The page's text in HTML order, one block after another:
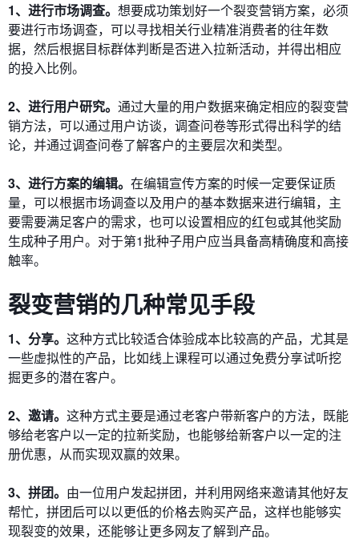
1、进行市场调查。 想要成功策划好一个裂变营销方案，必须
要进行市场调查，可以寻找相关行业精准消费者的往年数
据，然后根据目标群体判断是否进入拉新活动，并得出相应
的投入比例。
2、进行用户研究。 通过大量的用户数据来确定相应的裂变营
销方法，可以通过用户访谈，调查问卷等形式得出科学的结
论，并通过调查问卷了解客户的主要层次和类型。
3、进行方案的编辑。 在编辑宣传方案的时候一定要保证质
量，可以根据市场调查以及用户的基本数据来进行编辑，主
要需要满足客户的需求，也可以设置相应的红包或其他奖励
生成种子用户。对于第1批种子用户应当具备高精确度和高接
触率。
裂变营销的几种常见手段
1、分享。 这种方式比较适合体验成本比较高的产品，尤其是
一些虚拟性的产品，比如线上课程可以通过免费分享试听挖
掘更多的潜在客户。
2、邀请。 这种方式主要是通过老客户带新客户的方法，既能
够给老客户以一定的拉新奖励，也能够给新客户以一定的注
册优惠，从而实现双赢的效果。
3、拼团。 由一位用户发起拼团，并利用网络来邀请其他好友
帮忙，拼团后可以以更低的价格去购买产品，这样也能够实
现裂变的效果，还能够让更多网友了解到产品。